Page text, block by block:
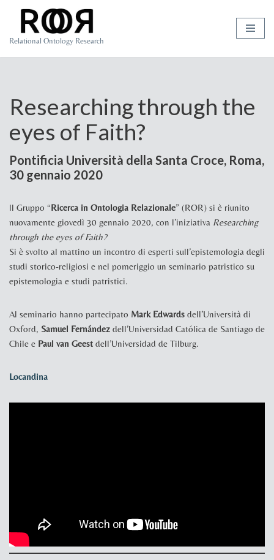
Skip
Relational Ontology Research
Researching through the
eyes of Faith?
Pontificia Università della Santa Croce, Roma,
30 gennaio 2020
ll Gruppo “Ricerca in Ontologia Relazionale” (ROR) si è riunito
nuovamente giovedì 30 gennaio 2020, con l’iniziativa Researching
through the eyes of Faith?
Si è svolto al mattino un incontro di esperti sull’epistemologia degli
studi storico-religiosi e nel pomeriggio un seminario patristico su
epistemologia e studi patristici.
Al seminario hanno partecipato Mark Edwards dell’Università di
Oxford, Samuel Fernández dell’Universidad Católica de Santiago de
Chile e Paul van Geest dell’Universidad de Tilburg.
Locandina